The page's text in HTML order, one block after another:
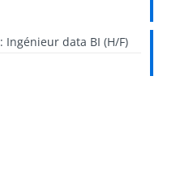
Ingénieur data BI (H/F)